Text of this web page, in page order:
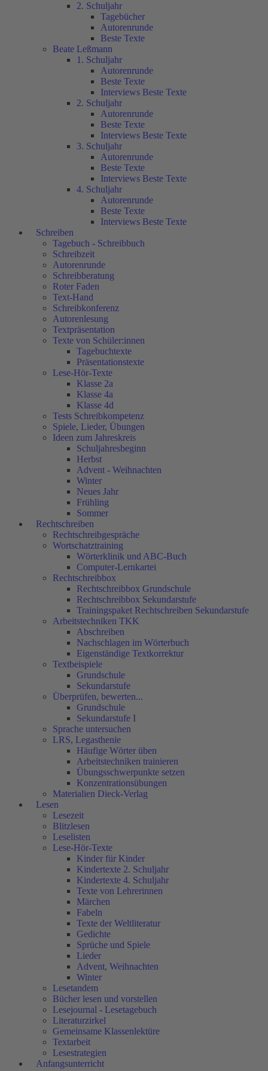
2. Schuljahr
Tagebücher
Autorenrunde
Beste Texte
Beate Leßmann
1. Schuljahr
Autorenrunde
Beste Texte
Interviews Beste Texte
2. Schuljahr
Autorenrunde
Beste Texte
Interviews Beste Texte
3. Schuljahr
Autorenrunde
Beste Texte
Interviews Beste Texte
4. Schuljahr
Autorenrunde
Beste Texte
Interviews Beste Texte
Schreiben
Tagebuch - Schreibbuch
Schreibzeit
Autorenrunde
Schreibberatung
Roter Faden
Text-Hand
Schreibkonferenz
Autorenlesung
Textpräsentation
Texte von Schüler:innen
Tagebuchtexte
Präsentationstexte
Lese-Hör-Texte
Klasse 2a
Klasse 4a
Klasse 4d
Tests Schreibkompetenz
Spiele, Lieder, Übungen
Ideen zum Jahreskreis
Schuljahresbeginn
Herbst
Advent - Weihnachten
Winter
Neues Jahr
Frühling
Sommer
Rechtschreiben
Rechtschreibgespräche
Wortschatztraining
Wörterklinik und ABC-Buch
Computer-Lernkartei
Rechtschreibbox
Rechtschreibbox Grundschule
Rechtschreibbox Sekundarstufe
Trainingspaket Rechtschreiben Sekundarstufe
Arbeitstechniken TKK
Abschreiben
Nachschlagen im Wörterbuch
Eigenständige Textkorrektur
Textbeispiele
Grundschule
Sekundarstufe
Überprüfen, bewerten...
Grundschule
Sekundarstufe I
Sprache untersuchen
LRS, Legasthenie
Häufige Wörter üben
Arbeitstechniken trainieren
Übungsschwerpunkte setzen
Konzentrationsübungen
Materialien Dieck-Verlag
Lesen
Lesezeit
Blitzlesen
Leselisten
Lese-Hör-Texte
Kinder für Kinder
Kindertexte 2. Schuljahr
Kindertexte 4. Schuljahr
Texte von Lehrerinnen
Märchen
Fabeln
Texte der Weltliteratur
Gedichte
Sprüche und Spiele
Lieder
Advent, Weihnachten
Winter
Lesetandem
Bücher lesen und vorstellen
Lesejournal - Lesetagebuch
Literaturzirkel
Gemeinsame Klassenlektüre
Textarbeit
Lesestrategien
Anfangsunterricht